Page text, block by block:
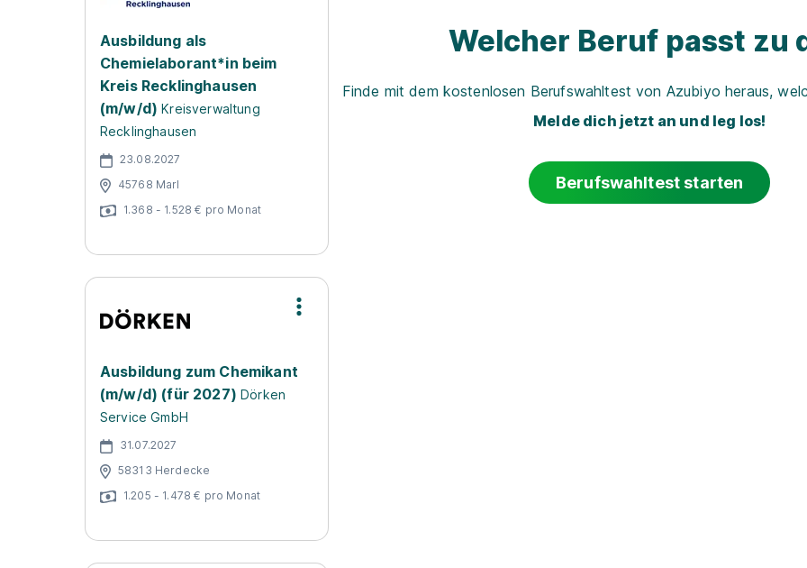
Ausbildung als
Chemielaborant*in beim
Kreis Recklinghausen
(m/w/d) Kreisverwaltung
Recklinghausen
23.08.2027
45768 Marl
1.368 - 1.528 € pro Monat
Ausbildung zum Chemikant
(m/w/d) (für 2027) Dörken
Service GmbH
31.07.2027
58313 Herdecke
1.205 - 1.478 € pro Monat
Welcher Beruf passt zu
Finde mit dem kostenlosen Berufswahltest von Azubiyo heraus,
Melde dich jetzt an und leg los!
Berufswahltest starten